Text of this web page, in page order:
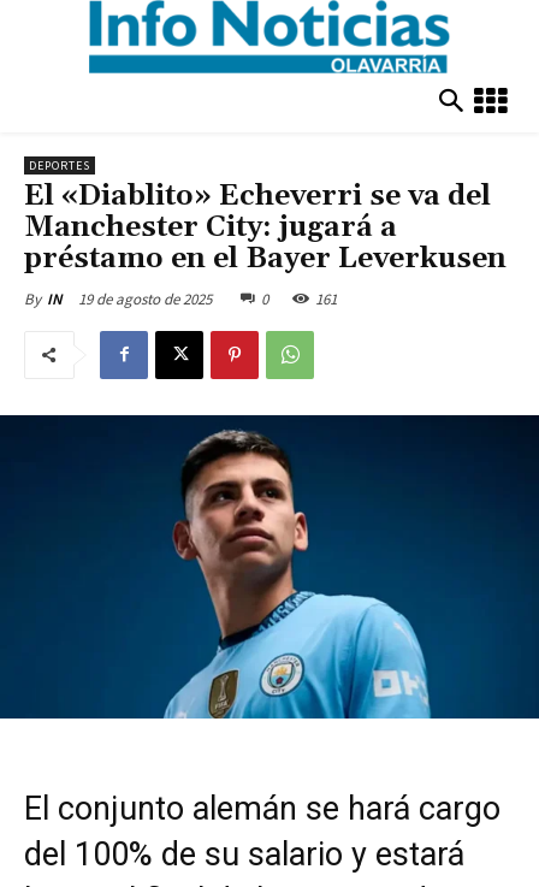
DEPORTES
El «Diablito» Echeverri se va del
Manchester City: jugará a
préstamo en el Bayer Leverkusen
By IN 19 de agosto de 2025 0 161
El conjunto alemán se hará cargo
del 100% de su salario y estará